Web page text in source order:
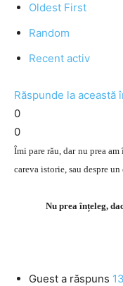
Oldest First
Random
Recent activ
Răspunde la această
0
0
Îmi pare rău, dar nu prea
careva istorie, sau despre
Nu prea înțeleg,
Guest a răspuns